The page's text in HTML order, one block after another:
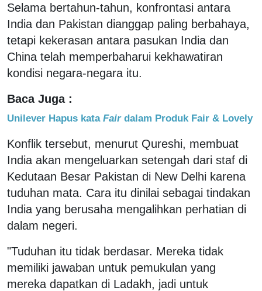
Selama bertahun-tahun, konfrontasi antara
India dan Pakistan dianggap paling berbahaya,
tetapi kekerasan antara pasukan India dan
China telah memperbaharui kekhawatiran
kondisi negara-negara itu.
Baca Juga :
Unilever Hapus kata Fairdalam Produk Fair & Lovely
Konflik tersebut, menurut Qureshi, membuat
India akan mengeluarkan setengah dari staf di
Kedutaan Besar Pakistan di New Delhi karena
tuduhan mata. Cara itu dinilai sebagai tindakan
India yang berusaha mengalihkan perhatian di
dalam negeri.
"Tuduhan itu tidak berdasar. Mereka tidak
memiliki jawaban untuk pemukulan yang
mereka dapatkan di Ladakh, jadi untuk